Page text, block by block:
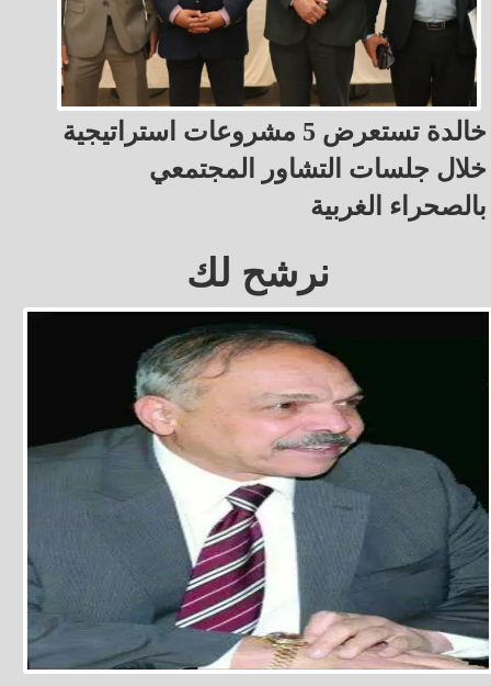
خالدة تستعرض 5 مشروعات استراتيجية
خلال جلسات التشاور المجتمعي
بالصحراء الغربية
نرشح لك